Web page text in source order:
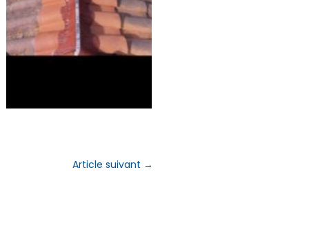
Article suivant →